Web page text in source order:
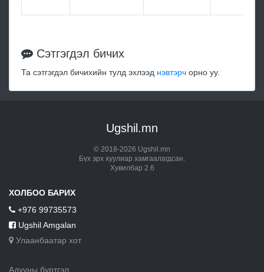
Сэтгэгдэл бичих
Та сэтгэгдэл бичихийн тулд эхлээд нэвтэрч орно уу.
Ugshil.mn
© 2018-2026 Ugshil.mn
Бүх эрх хуулиар хамгаалагдсан.
Хувилбар 2.6
ХОЛБОО БАРИХ
+976 99735573
Ugshil Amgalan
Улаанбаатар хот
Адууны бүртгэл